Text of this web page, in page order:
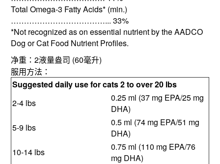
Total Omega-3 Fatty Acids* (min.)
………………………………... 33%
*Not recognized as on essential nutrient by the AADCO
Dog or Cat Food Nutrient Profiles.
净重： 2液量盎司 (60毫升)
服用方法：
Suggested daily use for cats 2 to over 20 lbs
2-4 lbs
0.25 ml (37 mg EPA/25 mg
DHA)
5-9 lbs
0.5 ml (74 mg EPA/51 mg
DHA)
10-14 lbs
0.75 ml (110 mg EPA/76
mg DHA)